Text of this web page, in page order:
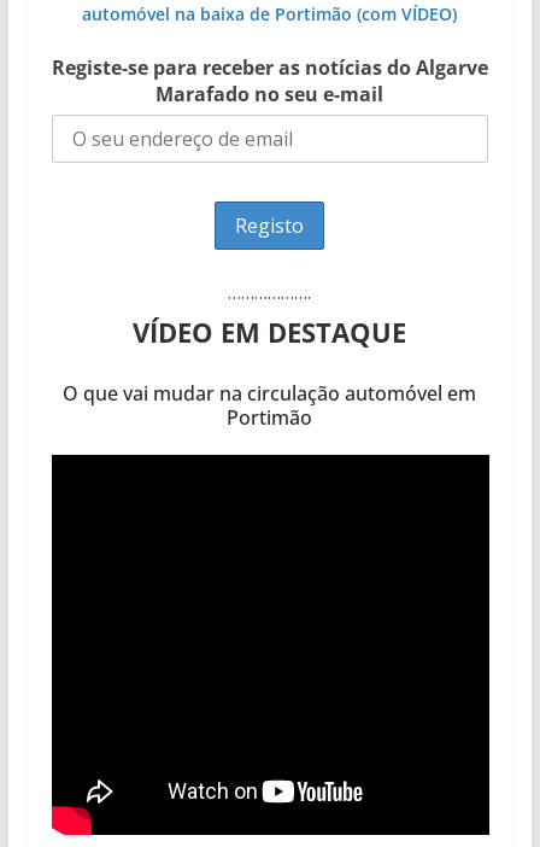
automóvel na baixa de Portimão (com VÍDEO)
Registe-se para receber as notícias do Algarve
Marafado no seu e-mail
……………….
VÍDEO EM DESTAQUE
O que vai mudar na circulação automóvel em
Portimão